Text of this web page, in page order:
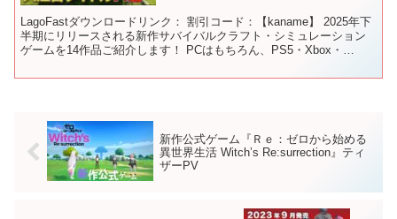
LagoFastダウンロードリンク： 割引コード：【kaname】 2025年下
半期にリリースされる新作サバイバルクラフト・シミュレーション
ゲームを14作品ご紹介します！ PCはもちろん、PS5・Xbox・
新作公式ゲーム『Ｒｅ：ゼロから始める
異世界生活 Witch’s Re:surrection』ティ
ザーPV